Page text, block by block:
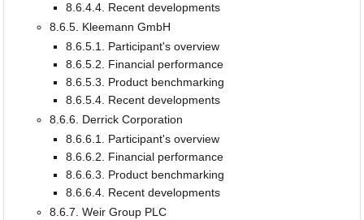
8.6.4.4. Recent developments
8.6.5. Kleemann GmbH
8.6.5.1. Participant's overview
8.6.5.2. Financial performance
8.6.5.3. Product benchmarking
8.6.5.4. Recent developments
8.6.6. Derrick Corporation
8.6.6.1. Participant's overview
8.6.6.2. Financial performance
8.6.6.3. Product benchmarking
8.6.6.4. Recent developments
8.6.7. Weir Group PLC